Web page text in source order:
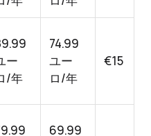
ー
/年
74.99
ユー
ロ/年
€15
69.99